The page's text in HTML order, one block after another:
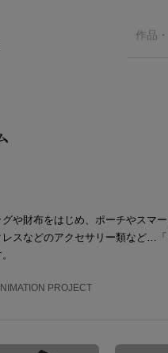
や財布をはじめ、ポーチやスマー
スなどのアクセサリー類など…
PROJECT